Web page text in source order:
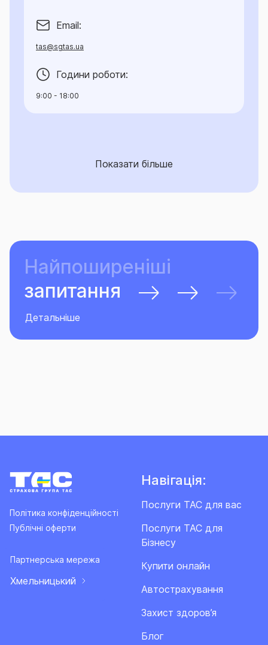
Email:
tas@sgtas.ua
Години роботи:
9:00 - 18:00
Показати більше
Найпоширеніші
запитання
Детальніше
Політика конфіденційності
Публічні оферти
Партнерська мережа
Хмельницький
Навігація:
Послуги ТАС для вас
Послуги ТАС для
Бізнесу
Купити онлайн
Автострахування
Захист здоров’я
Блог